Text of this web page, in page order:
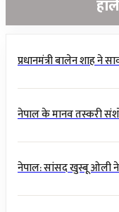
प्रधानमंत्री बालेन शाह ने
नेपाल के मानव तस्करी
नेपाल: सांसद खुस्बू ओली